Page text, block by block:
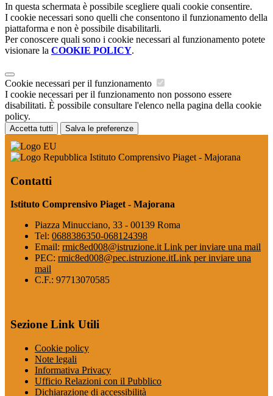
In questa schermata è possibile scegliere quali cookie consentire.
I cookie necessari sono quelli che consentono il funzionamento della
piattaforma e non è possibile disabilitarli.
Per conoscere quali sono i cookie necessari al funzionamento potete
visionare la COOKIE POLICY.
Cookie necessari per il funzionamento
I cookie necessari per il funzionamento non possono essere
disabilitati. È possibile consultare l'elenco nella pagina della cookie
policy.
Accetta tutti Salva le preferenze
Istituto Comprensivo Piaget - Majorana
Contatti
Istituto Comprensivo Piaget - Majorana
Piazza Minucciano, 33 - 00139 Roma
Tel: 0688386350-068124398
Email: rmic8ed008@istruzione.it Link per inviare una mail
PEC: rmic8ed008@pec.istruzione.itLink per inviare una
mail
C.F.: 97713070585
Sezione Link Utili
Cookie policy
Note legali
Informativa Privacy
Ufficio Relazioni con il Pubblico
Dichiarazione di accessibilità